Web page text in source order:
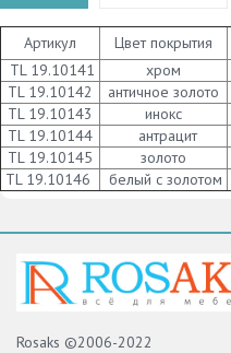
Артикул Цвет покрытия
TL 19.10141
хром
TL 19.10142
античное золото
TL 19.10143
инокс
TL 19.10144
антрацит
TL 19.10145
золото
TL 19.10146
белый с золотом
Rosaks ©2006-2022